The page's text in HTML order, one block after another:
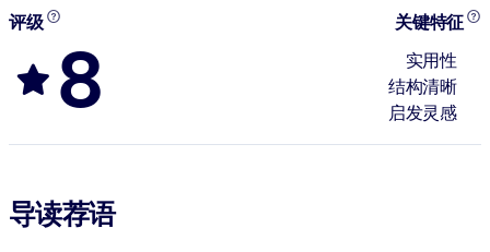
评级
8
关键特征
实用性
结构清晰
启发灵感
导读荐语